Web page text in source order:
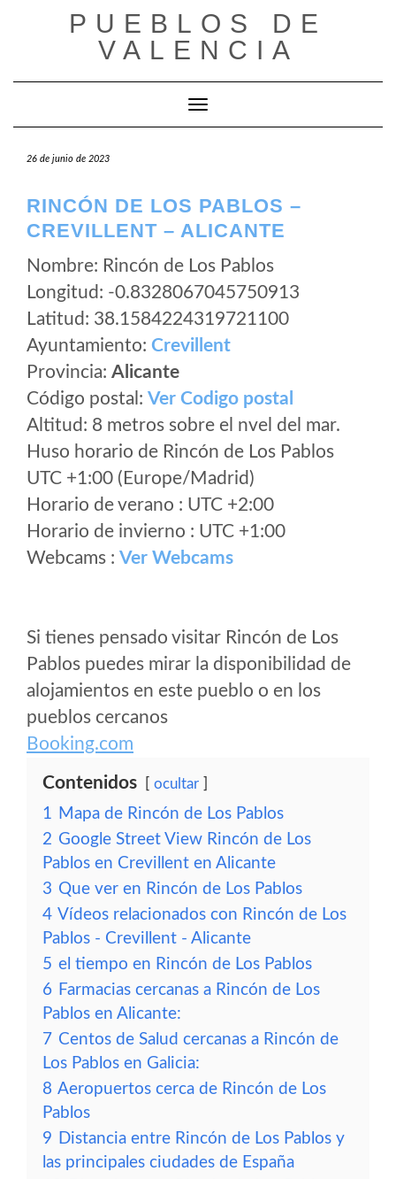
PUEBLOS DE
VALENCIA
Cambiar modo de navegación
26 de junio de 2023
RINCÓN DE LOS PABLOS –
CREVILLENT – ALICANTE
Nombre: Rincón de Los Pablos
Longitud: -0.8328067045750913
Latitud: 38.1584224319721100
Ayuntamiento: Crevillent
Provincia: Alicante
Código postal: Ver Codigo postal
Altitud: 8 metros sobre el nvel del mar.
Huso horario de Rincón de Los Pablos
UTC +1:00 (Europe/Madrid)
Horario de verano : UTC +2:00
Horario de invierno : UTC +1:00
Webcams : Ver Webcams
Si tienes pensado visitar Rincón de Los
Pablos puedes mirar la disponibilidad de
alojamientos en este pueblo o en los
pueblos cercanos
Booking.com
Contenidos ocultar
1 Mapa de Rincón de Los Pablos
2 Google Street View Rincón de Los
Pablos en Crevillent en Alicante
3 Que ver en Rincón de Los Pablos
4 Vídeos relacionados con Rincón de Los
Pablos - Crevillent - Alicante
5 el tiempo en Rincón de Los Pablos
6 Farmacias cercanas a Rincón de Los
Pablos en Alicante:
7 Centos de Salud cercanas a Rincón de
Los Pablos en Galicia:
8 Aeropuertos cerca de Rincón de Los
Pablos
9 Distancia entre Rincón de Los Pablos y
las principales ciudades de España